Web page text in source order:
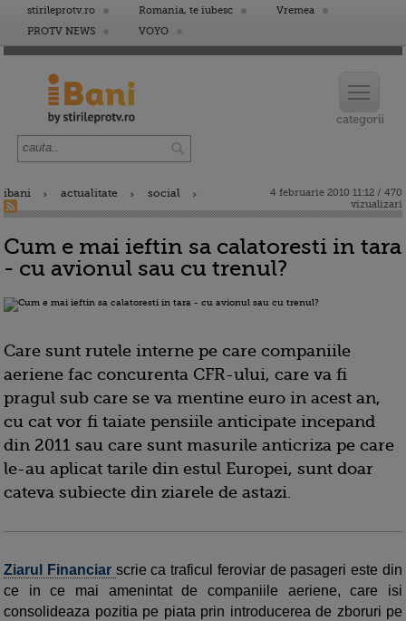
stirileprotv.ro Romania, te iubesc
Vremea
PROTV NEWS
VOYO
ibani actualitate social
4 februarie 2010 11:12 / 470
vizualizari
Cum e mai ieftin sa calatoresti in tara
- cu avionul sau cu trenul?
Care sunt rutele interne pe care companiile
aeriene fac concurenta CFR-ului, care va fi
pragul sub care se va mentine euro in acest an,
cu cat vor fi taiate pensiile anticipate incepand
din 2011 sau care sunt masurile anticriza pe care
le-au aplicat tarile din estul Europei, sunt doar
cateva subiecte din ziarele de astazi.
Ziarul Financiar scrie ca traficul feroviar de pasageri este din
ce in ce mai amenintat de companiile aeriene, care isi
consolideaza pozitia pe piata prin introducerea de zboruri pe